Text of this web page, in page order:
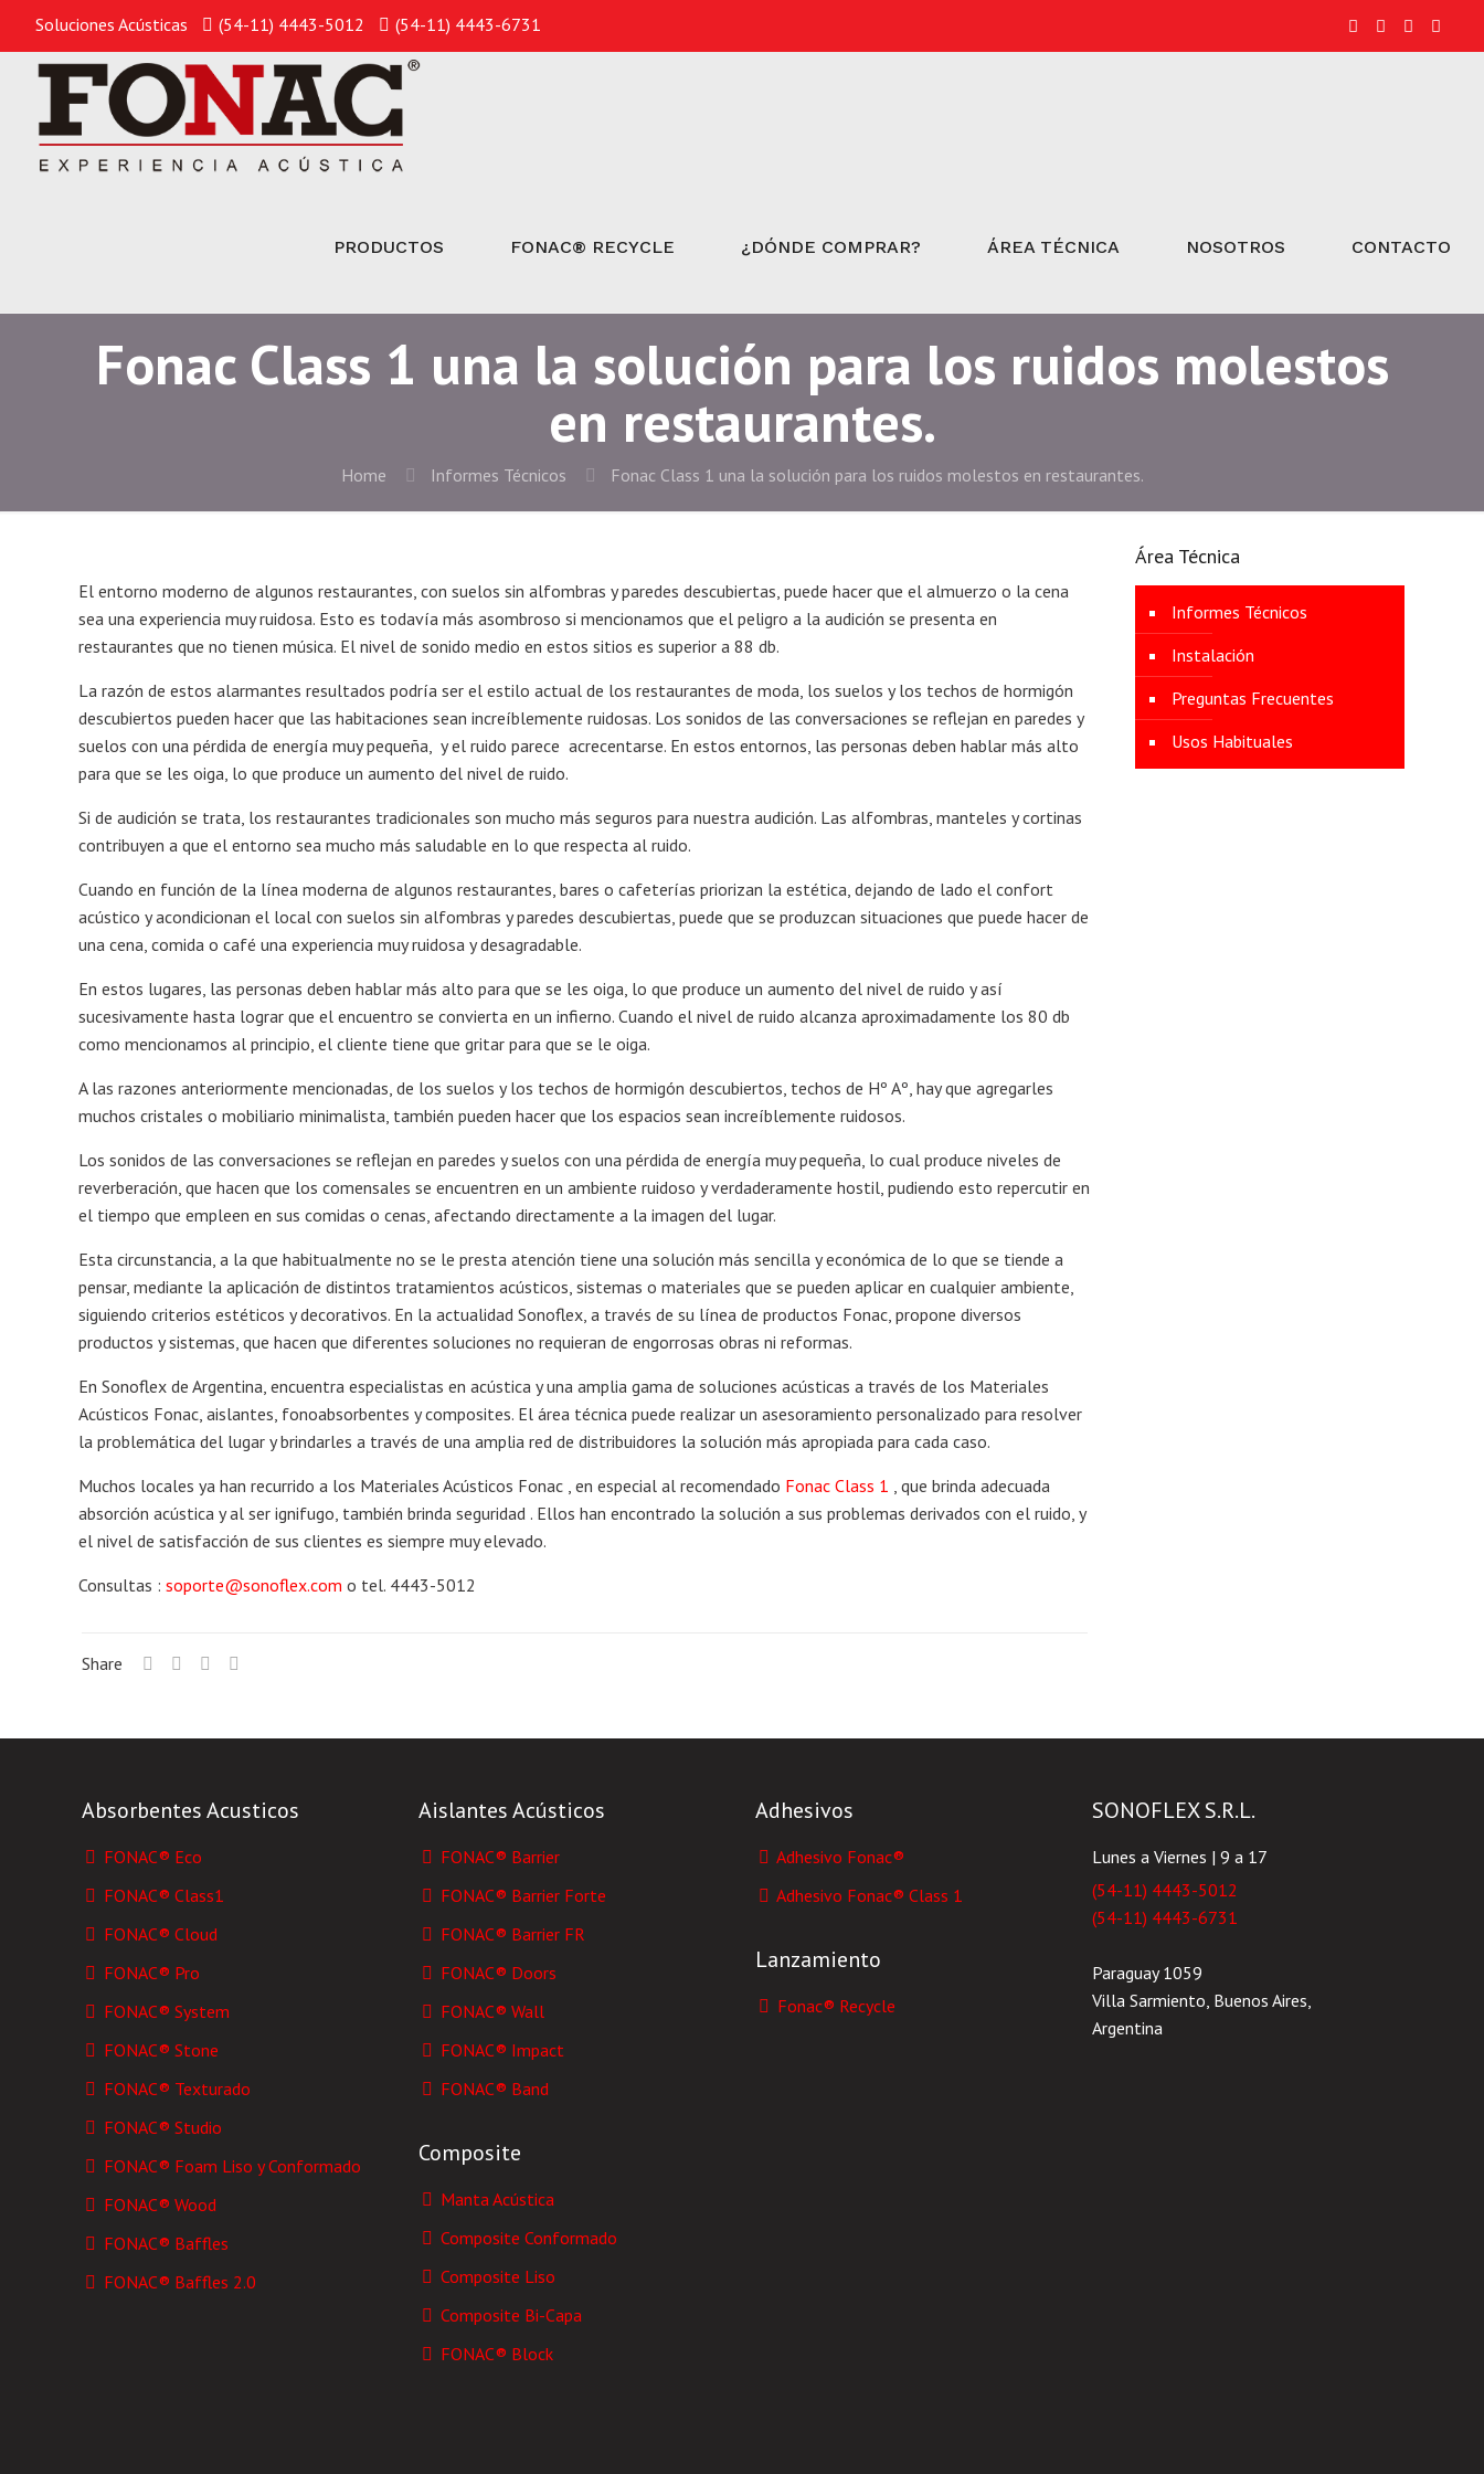
Soluciones Acústicas (54-11) 4443-5012 (54-11) 4443-6731
PRODUCTOS FONAC® RECYCLE ¿DÓNDE COMPRAR? ÁREA TÉCNICA NOSOTROS CONTACTO
Fonac Class 1 una la solución para los ruidos molestos
en restaurantes.
Home Informes Técnicos Fonac Class 1 una la solución para los ruidos molestos en restaurantes.
El entorno moderno de algunos restaurantes, con suelos sin alfombras y paredes descubiertas, puede hacer que el almuerzo o la cena
sea una experiencia muy ruidosa. Esto es todavía más asombroso si mencionamos que el peligro a la audición se presenta en
restaurantes que no tienen música. El nivel de sonido medio en estos sitios es superior a 88 db.
La razón de estos alarmantes resultados podría ser el estilo actual de los restaurantes de moda, los suelos y los techos de hormigón
descubiertos pueden hacer que las habitaciones sean increíblemente ruidosas. Los sonidos de las conversaciones se reflejan en paredes y
suelos con una pérdida de energía muy pequeña, y el ruido parece acrecentarse. En estos entornos, las personas deben hablar más alto
para que se les oiga, lo que produce un aumento del nivel de ruido.
Si de audición se trata, los restaurantes tradicionales son mucho más seguros para nuestra audición. Las alfombras, manteles y cortinas
contribuyen a que el entorno sea mucho más saludable en lo que respecta al ruido.
Cuando en función de la línea moderna de algunos restaurantes, bares o cafeterías priorizan la estética, dejando de lado el confort
acústico y acondicionan el local con suelos sin alfombras y paredes descubiertas, puede que se produzcan situaciones que puede hacer de
una cena, comida o café una experiencia muy ruidosa y desagradable.
En estos lugares, las personas deben hablar más alto para que se les oiga, lo que produce un aumento del nivel de ruido y así
sucesivamente hasta lograr que el encuentro se convierta en un infierno. Cuando el nivel de ruido alcanza aproximadamente los 80 db
como mencionamos al principio, el cliente tiene que gritar para que se le oiga.
A las razones anteriormente mencionadas, de los suelos y los techos de hormigón descubiertos, techos de Hº Aº, hay que agregarles
muchos cristales o mobiliario minimalista, también pueden hacer que los espacios sean increíblemente ruidosos.
Los sonidos de las conversaciones se reflejan en paredes y suelos con una pérdida de energía muy pequeña, lo cual produce niveles de
reverberación, que hacen que los comensales se encuentren en un ambiente ruidoso y verdaderamente hostil, pudiendo esto repercutir en
el tiempo que empleen en sus comidas o cenas, afectando directamente a la imagen del lugar.
Esta circunstancia, a la que habitualmente no se le presta atención tiene una solución más sencilla y económica de lo que se tiende a
pensar, mediante la aplicación de distintos tratamientos acústicos, sistemas o materiales que se pueden aplicar en cualquier ambiente,
siguiendo criterios estéticos y decorativos. En la actualidad Sonoflex, a través de su línea de productos Fonac, propone diversos
productos y sistemas, que hacen que diferentes soluciones no requieran de engorrosas obras ni reformas.
En Sonoflex de Argentina, encuentra especialistas en acústica y una amplia gama de soluciones acústicas a través de los Materiales
Acústicos Fonac, aislantes, fonoabsorbentes y composites. El área técnica puede realizar un asesoramiento personalizado para resolver
la problemática del lugar y brindarles a través de una amplia red de distribuidores la solución más apropiada para cada caso.
Muchos locales ya han recurrido a los Materiales Acústicos Fonac , en especial al recomendado Fonac Class 1 , que brinda adecuada
absorción acústica y al ser ignifugo, también brinda seguridad . Ellos han encontrado la solución a sus problemas derivados con el ruido, y
el nivel de satisfacción de sus clientes es siempre muy elevado.
Consultas :soporte@sonoflex.com o tel. 4443-5012
Share
Área Técnica
Informes Técnicos
Instalación
Preguntas Frecuentes
Usos Habituales
Absorbentes Acusticos
FONAC® Eco
FONAC® Class1
FONAC® Cloud
FONAC® Pro
FONAC® System
FONAC® Stone
FONAC® Texturado
FONAC® Studio
FONAC® Foam Liso y Conformado
FONAC® Wood
FONAC® Baffles
FONAC® Baffles 2.0
Aislantes Acústicos
FONAC® Barrier
FONAC® Barrier Forte
FONAC® Barrier FR
FONAC® Doors
FONAC® Wall
FONAC® Impact
FONAC® Band
Composite
Manta Acústica
Composite Conformado
Composite Liso
Composite Bi-Capa
FONAC® Block
Adhesivos
Adhesivo Fonac®
Adhesivo Fonac® Class 1
Lanzamiento
Fonac® Recycle
SONOFLEX S.R.L.
Lunes a Viernes | 9 a 17
(54-11) 4443-5012
(54-11) 4443-6731
Paraguay 1059
Villa Sarmiento, Buenos Aires,
Argentina